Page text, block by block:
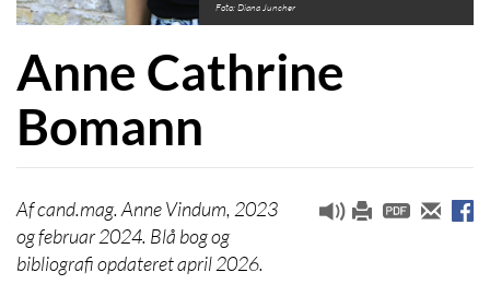
Foto: Diana Juncher
Anne Cathrine
Bomann
cand.mag. Anne Vindum, 2023
og februar 2024. Blå bog og
bibliografi opdateret april 2026.